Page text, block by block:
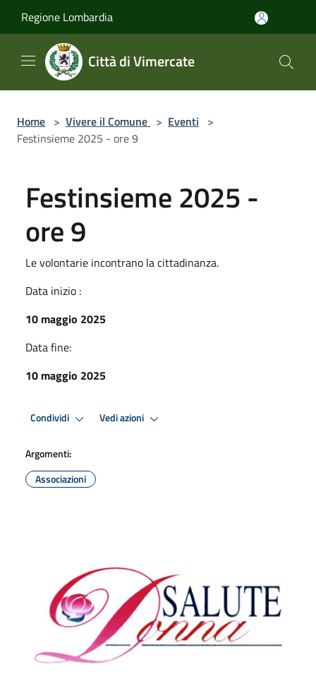
Regione Lombardia
Città di Vimercate
Home > Vivere il Comune > Eventi >
Festinsieme 2025 - ore 9
Festinsieme 2025 -
ore 9
Le volontarie incontrano la cittadinanza.
Data inizio :
10 maggio 2025
Data fine:
10 maggio 2025
Condividi Vedi azioni
Argomenti:
Associazioni